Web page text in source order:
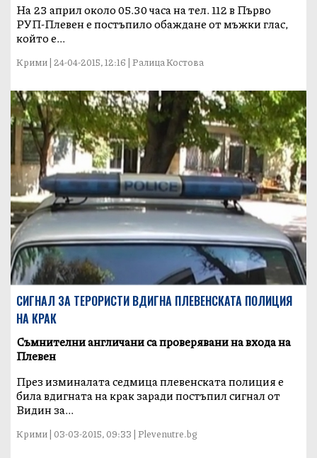
На 23 април около 05.30 часа на тел. 112 в Първо
РУП-Плевен е постъпило обаждане от мъжки глас,
който е...
Крими | 24-04-2015, 12:16 | Ралица Костова
СИГНАЛ ЗА ТЕРОРИСТИ ВДИГНА ПЛЕВЕНСКАТА ПОЛИЦИЯ
НА КРАК
Съмнителни англичани са проверявани на входа на
Плевен
През изминалата седмица плевенската полиция е
била вдигната на крак заради постъпил сигнал от
Видин за...
Крими | 03-03-2015, 09:33 | Plevenutre.bg